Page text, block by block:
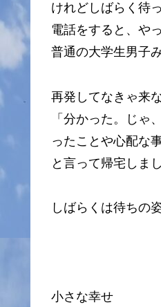
けれどしばらく待
電話をすると、や
普通の大学生男子
再発してなきゃ来
「分かった。じゃ
ったことや心配な
と言って帰宅しまし
しばらくは待ちの
小さな幸せ